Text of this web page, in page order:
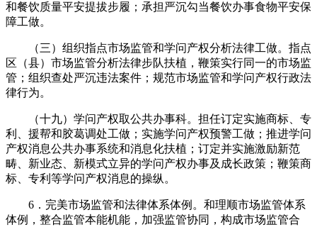
和餐饮质量平安提拔步履；承担严沉勾当餐饮办事食物平安保
障工做。
（三）组织指点市场监管和学问产权分析法律工做。指点
区（县）市场监管分析法律步队扶植，鞭策实行同一的市场监
管；组织查处严沉违法案件；规范市场监管和学问产权行政法
律行为。
（十九）学问产权取公共办事科。担任订定实施商标、专
利、援帮和胶葛调处工做；实施学问产权预警工做；推进学问
产权消息公共办事系统和消息化扶植；订定并实施激励新范
畴、新业态、新模式立异的学问产权办事及成长政策；鞭策商
标、专利等学问产权消息的操纵。
6．完美市场监管和法律体系体例。和理顺市场监管体系
体例，整合监管本能机能，加强监管协同，构成市场监管合